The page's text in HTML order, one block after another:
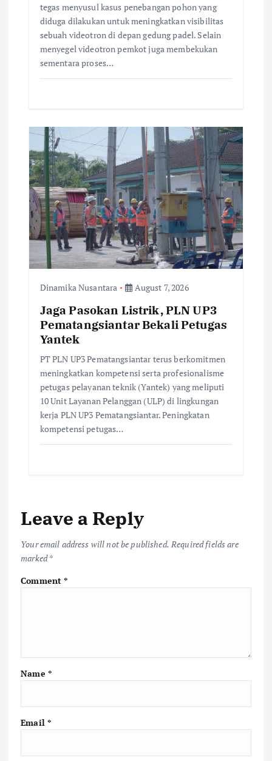
tegas menyusul kasus penebangan pohon yang
diduga dilakukan untuk meningkatkan visibilitas
sebuah videotron di depan gedung padel. Selain
menyegel videotron pemkot juga membekukan
sementara proses…
Dinamika Nusantara August 7, 2026
Jaga Pasokan Listrik, PLN UP3
Pematangsiantar Bekali Petugas
Yantek
PT PLN UP3 Pematangsiantar terus berkomitmen
meningkatkan kompetensi serta profesionalisme
petugas pelayanan teknik (Yantek) yang meliputi
10 Unit Layanan Pelanggan (ULP) di lingkungan
kerja PLN UP3 Pematangsiantar. Peningkatan
kompetensi petugas…
Leave a Reply
Your email address will not be published. Required fields are
marked*
Comment*
Name *
Email *